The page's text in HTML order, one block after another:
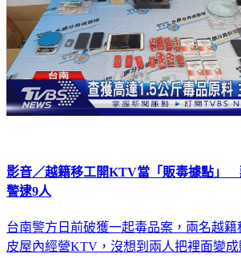
影音／越籍移工開KTV當「販毒據點」
警逮9人
台南警方日前破獲一起毒品案，兩名越
皮屋內經營KTV，沒想到兩人把裡面變